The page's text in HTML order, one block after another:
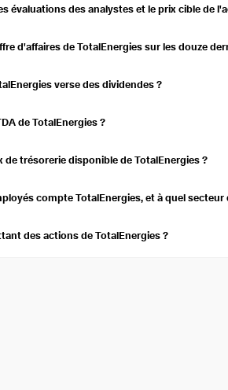
basis.
évaluations des analystes et le prix cible de
performance.
d'affaires de TotalEnergies sur les douze
verse des dividendes ?
de TotalEnergies ?
la performance financière globale de
de trésorerie disponible de TotalEnergies ?
des sorties de trésorerie destinées à soutenir
compte TotalEnergies, et à quel
des actions de TotalEnergies ?